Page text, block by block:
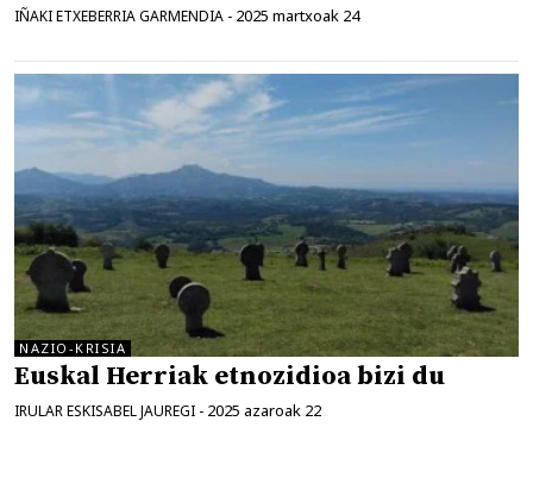
IÑAKI ETXEBERRIA GARMENDIA - 2025 martxoak 24
NAZIO-KRISIA
Euskal Herriak etnozidioa bizi du
IRULAR ESKISABEL JAUREGI - 2025 azaroak 22